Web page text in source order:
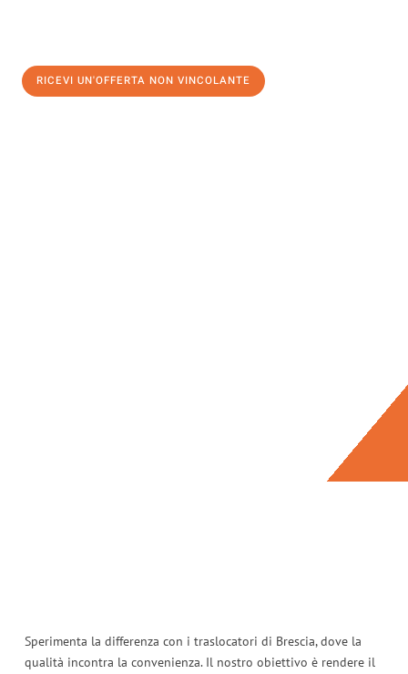
RICEVI UN'OFFERTA NON VINCOLANTE
Sperimenta la differenza con i traslocatori di Brescia, dove la
qualità incontra la convenienza. Il nostro obiettivo è rendere il